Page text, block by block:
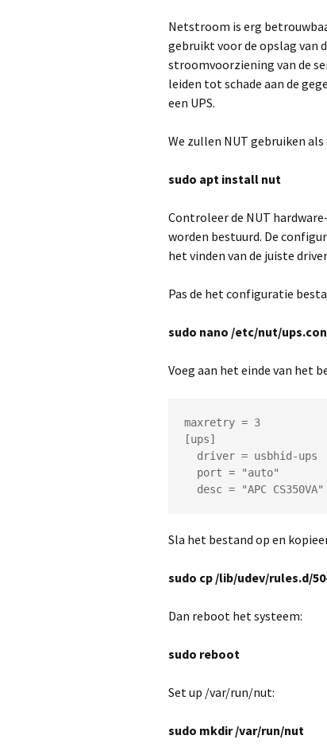
Netstroom is erg
gebruikt voor de opslag van
stroomvoorziening van de
leiden tot schade aan de
een UPS.
We zullen NUT gebruiken
sudo apt install nut
Controleer de NUT
worden bestuurd. De
het vinden van de juiste
Pas de het configuratie
sudo nano /etc/nut/
Voeg aan het einde van het
maxretry = 3
[ups]
  driver = usbhid-ups
  port = "auto"
  desc = "APC CS350VA"
Sla het bestand op en
sudo cp /lib/udev/rules.d/
Dan reboot het systeem:
sudo reboot
Set up /var/run/nut:
sudo mkdir /var/run/nut